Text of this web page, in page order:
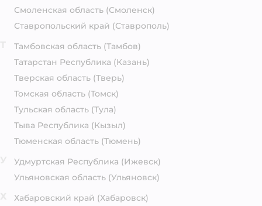
Смоленская область (Смоленск)
Ставропольский край (Ставрополь)
Тамбовская область (Тамбов)
Татарстан Республика (Казань)
Тверская область (Тверь)
Томская область (Томск)
Тульская область (Тула)
Тыва Республика (Кызыл)
Тюменская область (Тюмень)
Удмуртская Республика (Ижевск)
Ульяновская область (Ульяновск)
Хабаровский край (Хабаровск)